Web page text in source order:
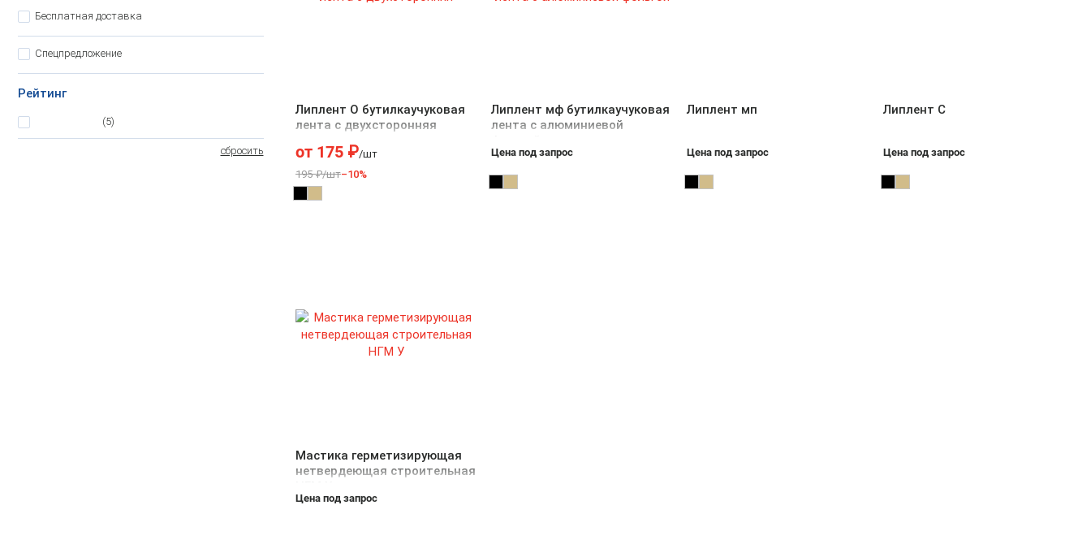
Бесплатная доставка
Спецпредложение
Рейтинг
(5)
сбросить
Липлент О бутилкаучуковая
лента с двухсторонняя
от 175₽/шт
195 ₽/шт–10%
Липлент мф бутилкаучуковая
лента с алюминиевой
Цена под запрос
Липлент мп
Цена под запрос
Липлент С
Цена под запрос
Мастика герметизирующая
нетвердеющая строительная
Цена под запрос